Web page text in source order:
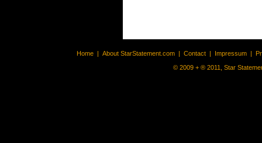
Home | About StarStatement.com | Contact | Impressum |
© 2009 + ® 2011, Star